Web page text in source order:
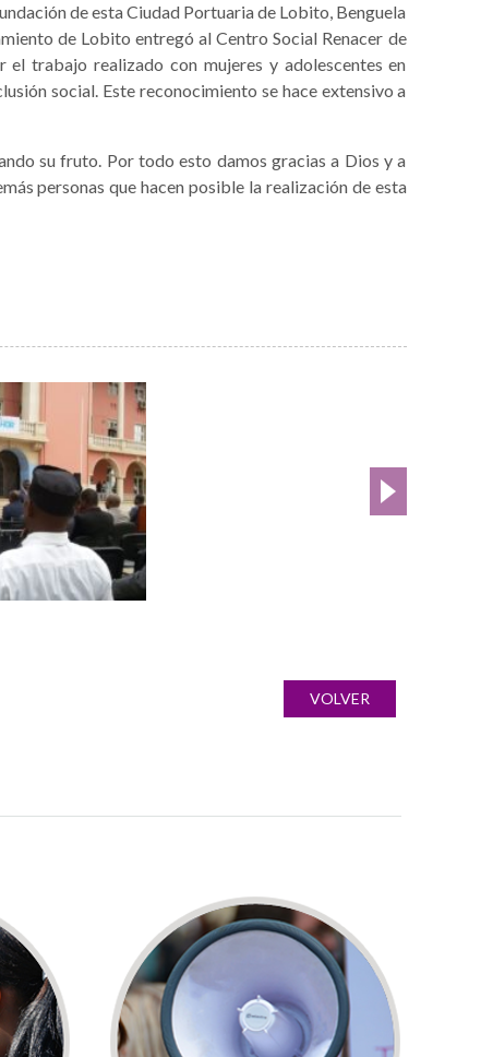
de esta Ciudad Portuaria de Lobito, Benguela
de Lobito entregó al Centro Social Renacer de
trabajo realizado con mujeres y adolescentes en
social. Este reconocimiento se hace extensivo a
su fruto. Por todo esto damos gracias a Dios y a
personas que hacen posible la realización de esta
VOLVER